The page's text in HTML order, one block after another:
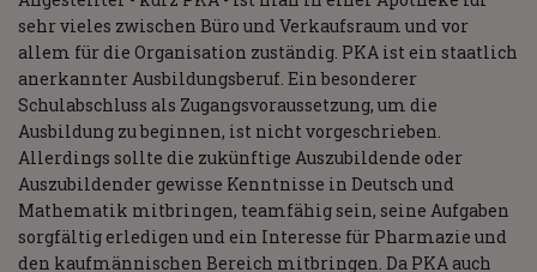
sehr vieles zwischen Büro und Verkaufsraum und vor
allem für die Organisation zuständig. PKA ist ein staatlich
anerkannter Ausbildungsberuf. Ein besonderer
Schulabschluss als Zugangsvoraussetzung, um die
Ausbildung zu beginnen, ist nicht vorgeschrieben.
Allerdings sollte die zukünftige Auszubildende oder
Auszubildender gewisse Kenntnisse in Deutsch und
Mathematik mitbringen, teamfähig sein, seine Aufgaben
sorgfältig erledigen und ein Interesse für Pharmazie und
den kaufmännischen Bereich mitbringen. Da PKA auch